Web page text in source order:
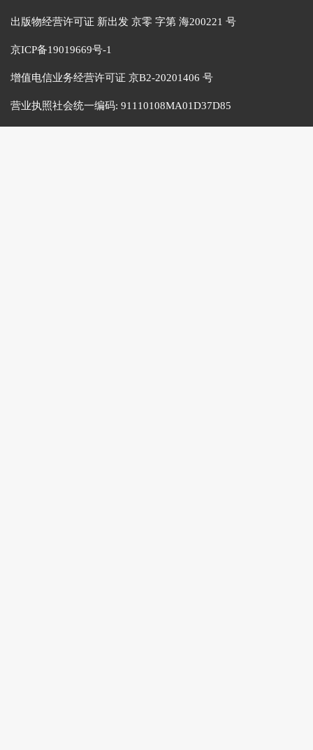
出版物经营许可证 新出发 京零 字第 海200221 号
京ICP备19019669号-1
增值电信业务经营许可证 京B2-20201406 号
营业执照社会统一编码: 91110108MA01D37D85